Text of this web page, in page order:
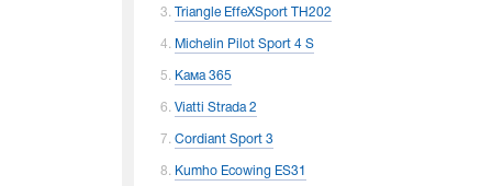
Triangle EffeXSport TH202
Michelin Pilot Sport 4 S
Кама 365
Viatti Strada 2
Cordiant Sport 3
Kumho Ecowing ES31